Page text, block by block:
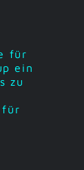
für
ein
zu
für